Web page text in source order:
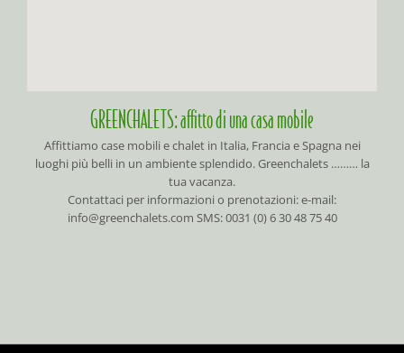
GREENCHALETS: affitto di una casa mobile
Affittiamo case mobili e chalet in Italia, Francia e Spagna nei
luoghi più belli in un ambiente splendido. Greenchalets ……… la
tua vacanza.
Contattaci per informazioni o prenotazioni: e-mail:
info@greenchalets.com SMS: 0031 (0) 6 30 48 75 40